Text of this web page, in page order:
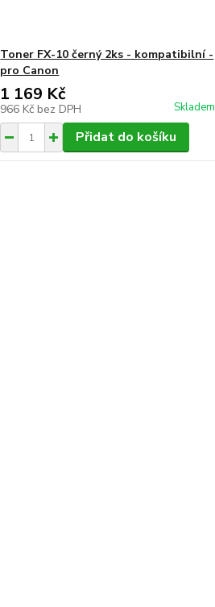
Toner FX-10 černý 2ks - kompatibilní -
pro Canon
1 169 Kč
966 Kč bez DPH Skladem
Přidat do košíku